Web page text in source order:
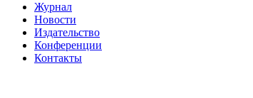
Журнал
Новости
Издательство
Конференции
Контакты